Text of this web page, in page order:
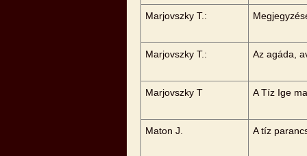
Marjovszky T.:
Marjovszky T.: Az agáda,
Marjovszky T A Tíz Ige
Maton J. A tíz